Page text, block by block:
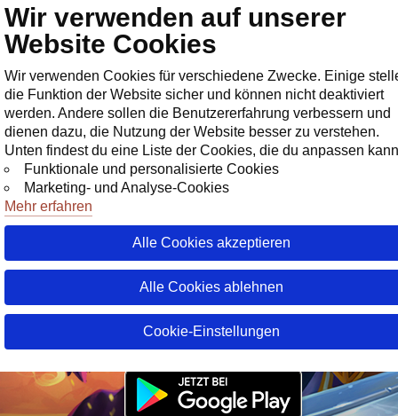
Wir verwenden auf unserer
Website Cookies
Wir verwenden Cookies für verschiedene Zwecke. Einige
die Funktion der Website sicher und können nicht deaktiviert
werden. Andere sollen die Benutzererfahrung verbessern und
dienen dazu, die Nutzung der Website besser zu verstehen.
Unten findest du eine Liste der Cookies, die du anpassen
Funktionale und personalisierte Cookies
Marketing- und Analyse-Cookies
Mehr erfahren
Alle Cookies akzeptieren
Alle Cookies ablehnen
Cookie-Einstellungen
Geschäft